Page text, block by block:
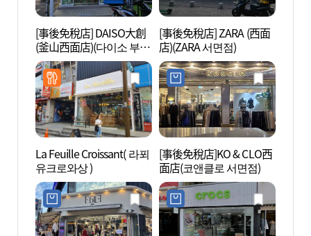
[事後免稅店] DAISO大創
(釜山西面店)(다이소 부산
서면점)
[事後免稅店] ZARA (西面
店)(ZARA 서면점)
La Feuille Croissant( 라푀
유크로와상 )
[事後免稅店]KO & CLO西
面店(코앤클로 서면점)